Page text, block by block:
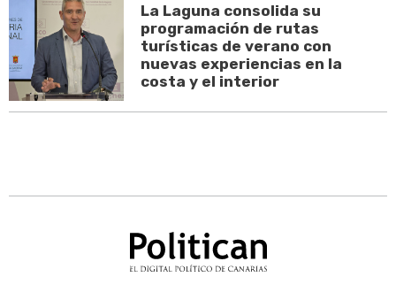
La Laguna consolida su
programación de rutas
turísticas de verano con
nuevas experiencias en la
costa y el interior